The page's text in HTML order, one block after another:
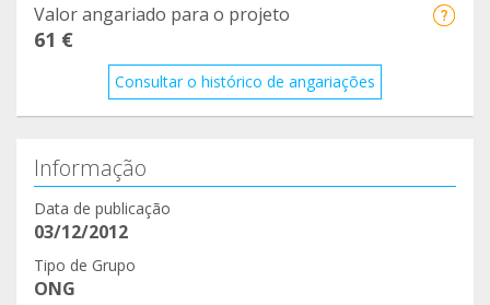
Valor angariado para o projeto
61 €
Consultar o histórico de angariações
Informação
Data de publicação
03/12/2012
Tipo de Grupo
ONG